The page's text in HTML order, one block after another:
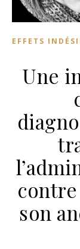
EFFETS
Une
son